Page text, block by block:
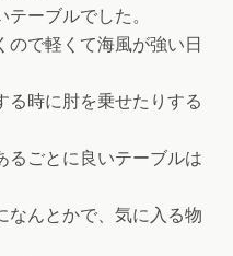
ーブルでした。
ので軽くて海風が強い日
る時に肘を乗せたりする
るごとに良いテーブルは
なんとかで、気に入る物